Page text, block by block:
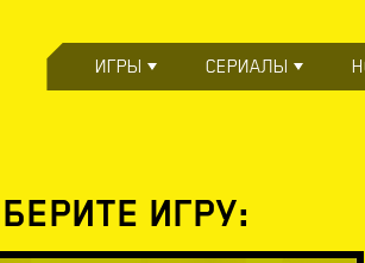
ИГРЫ СЕРИАЛЫ
ИГРУ: